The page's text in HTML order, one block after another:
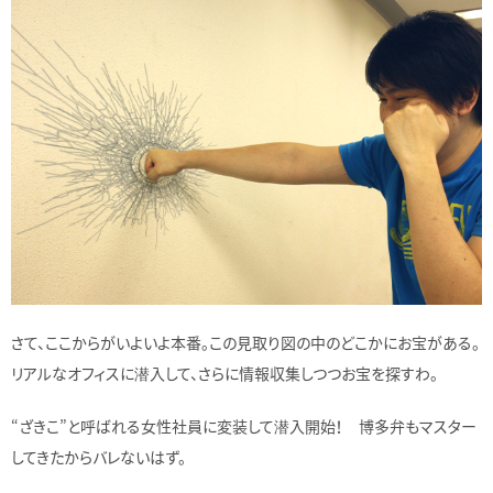
さて、ここからがいよいよ本番。この見取り図の中のどこかにお宝がある。
リアルなオフィスに潜入して、さらに情報収集しつつお宝を探すわ。
“ざきこ”と呼ばれる女性社員に変装して潜入開始！ 博多弁もマスター
してきたからバレないはず。